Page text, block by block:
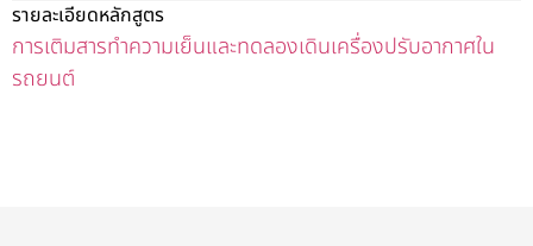
รายละเอียดหลักสูตร
การเติมสารทำความเย็นและทดลองเดินเครื่องปรับอากาศใน
รถยนต์